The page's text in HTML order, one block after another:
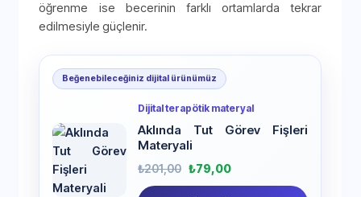
öğrenme ise becerinin farklı ortamlarda tekrar
edilmesiyle güçlenir.
Beğenebileceğiniz dijital ürünümüz
Dijital terapötik materyal
Aklında Tut Görev Fişleri
Materyali
₺201,00 ₺79,00